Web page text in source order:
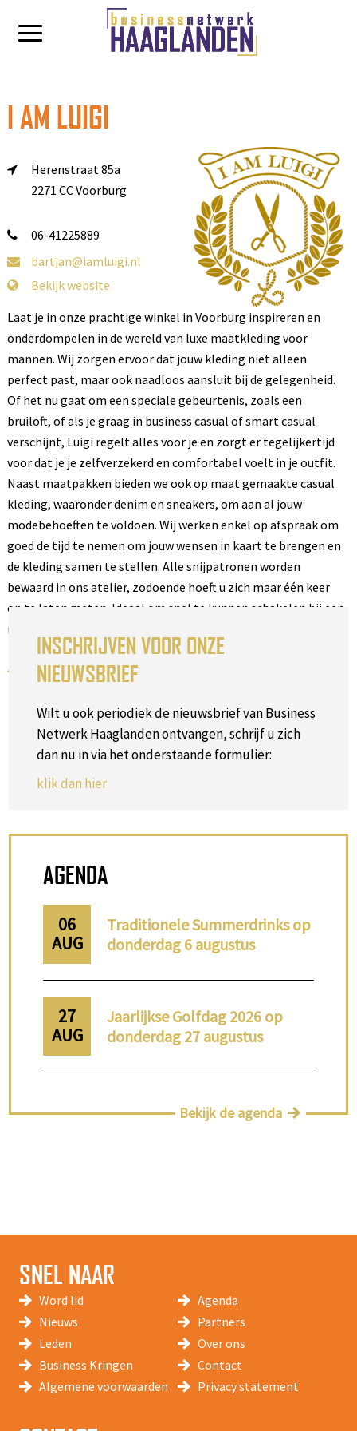
I AM LUIGI
Herenstraat 85a
2271 CC Voorburg
06-41225889
bartjan@iamluigi.nl
Bekijk website
Laat je in onze prachtige winkel in Voorburg inspireren en
onderdompelen in de wereld van luxe maatkleding voor
mannen. Wij zorgen ervoor dat jouw kleding niet alleen
perfect past, maar ook naadloos aansluit bij de gelegenheid.
Of het nu gaat om een speciale gebeurtenis, zoals een
bruiloft, of als je graag in business casual of smart casual
verschijnt, Luigi regelt alles voor je en zorgt er tegelijkertijd
voor dat je je zelfverzekerd en comfortabel voelt in je outfit.
Naast maatpakken bieden we ook op maat gemaakte casual
kleding, waaronder denim en sneakers, om aan al jouw
modebehoeften te voldoen. Wij werken enkel op afspraak om
goed de tijd te nemen om jouw wensen in kaart te brengen en
de kleding samen te stellen. Alle snijpatronen worden
bewaard in ons atelier, zodoende hoeft u zich maar één keer
op te laten meten. Ideaal om snel te kunnen schakelen bij een
nieuwe aankoop.
Terug naar het overzicht
INSCHRIJVEN VOOR ONZE
NIEUWSBRIEF
Wilt u ook periodiek de nieuwsbrief van Business
Netwerk Haaglanden ontvangen, schrijf u zich
dan nu in via het onderstaande formulier:
klik dan hier
AGENDA
06
AUG
Traditionele Summerdrinks op
donderdag 6 augustus
27
AUG
Jaarlijkse Golfdag 2026 op
donderdag 27 augustus
Bekijk de agenda
SNEL NAAR
Word lid
Agenda
Nieuws
Partners
Leden
Over ons
Business Kringen
Contact
Algemene voorwaarden
Privacy statement